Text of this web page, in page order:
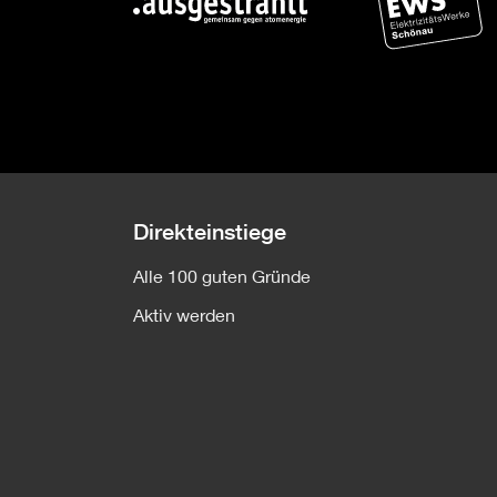
Direkteinstiege
Alle 100 guten Gründe
Aktiv werden